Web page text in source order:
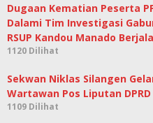
Dugaan Kematian Peserta
Dalami Tim Investigasi
RSUP Kandou Manado
1120 Dilihat
Sekwan Niklas Silangen
Wartawan Pos Liputan
1109 Dilihat